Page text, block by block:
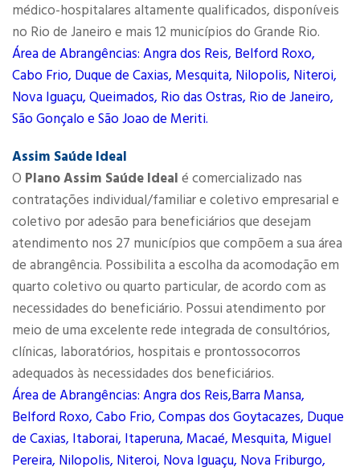
médico-hospitalares altamente qualificados, disponíveis
no Rio de Janeiro e mais 12 municípios do Grande Rio.
Área de Abrangências: Angra dos Reis, Belford Roxo,
Cabo Frio, Duque de Caxias, Mesquita, Nilopolis, Niteroi,
Nova Iguaçu, Queimados, Rio das Ostras, Rio de Janeiro,
São Gonçalo e São Joao de Meriti.
Assim Saúde Ideal
O Plano Assim Saúde Ideal é comercializado nas
contratações individual/familiar e coletivo empresarial e
coletivo por adesão para beneficiários que desejam
atendimento nos 27 municípios que compõem a sua área
de abrangência. Possibilita a escolha da acomodação em
quarto coletivo ou quarto particular, de acordo com as
necessidades do beneficiário. Possui atendimento por
meio de uma excelente rede integrada de consultórios,
clínicas, laboratórios, hospitais e prontossocorros
adequados às necessidades dos beneficiários.
Área de Abrangências: Angra dos Reis,Barra Mansa,
Belford Roxo, Cabo Frio, Compas dos Goytacazes, Duque
de Caxias, Itaborai, Itaperuna, Macaé, Mesquita, Miguel
Pereira, Nilopolis, Niteroi, Nova Iguaçu, Nova Friburgo,